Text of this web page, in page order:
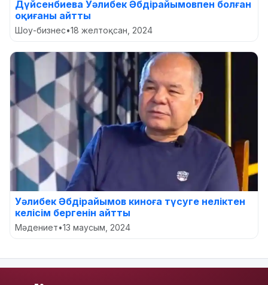
Дүйсенбиева Уәлибек Әбдірайымовпен болған
оқиғаны айтты
Шоу-бизнес•18 желтоқсан, 2024
Уәлибек Әбдірайымов киноға түсуге неліктен
келісім бергенін айтты
Мәдениет•13 маусым, 2024